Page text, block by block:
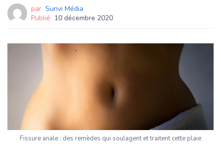
par Sunvi Média
Publié 10 décembre 2020
Fissure anale : des remèdes qui soulagent et traitent cette plaie